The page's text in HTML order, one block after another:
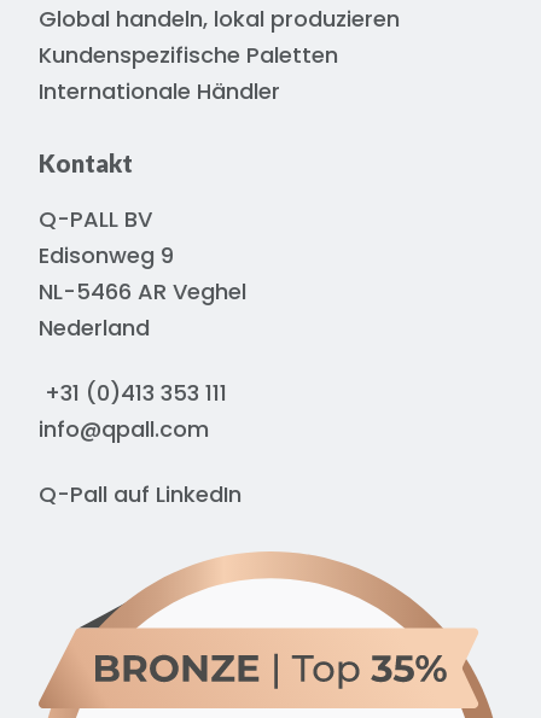
Global handeln, lokal produzieren
Kundenspezifische Paletten
Internationale Händler
Kontakt
Q-PALL BV
Edisonweg 9
NL-5466 AR Veghel
Nederland
+31 (0)413 353 111
info@qpall.com
Q-Pall auf LinkedIn